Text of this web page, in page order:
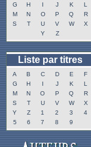
G
H I J K
L
M
N O P Q
R
S
T U V W
X
Y
Z
Liste par titres
A B C D E
F
G
H I J K
L
M
N O P Q
R
S
T U V W
X
Y
Z 1 2 3
4
5
6 7 8 9